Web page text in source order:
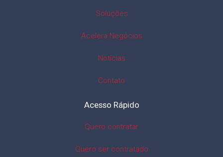
Soluções
Acelera Negócios
Notícias
Contato
Acesso Rápido
Quero contratar
Quero ser contratado